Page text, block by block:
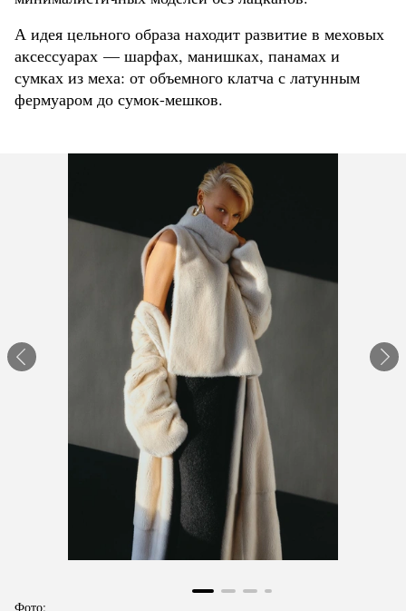
А идея цельного образа находит развитие в меховых
аксессуарах — шарфах, манишках, панамах и
сумках из меха: от объемного клатча с латунным
фермуаром до сумок-мешков.
Фото: